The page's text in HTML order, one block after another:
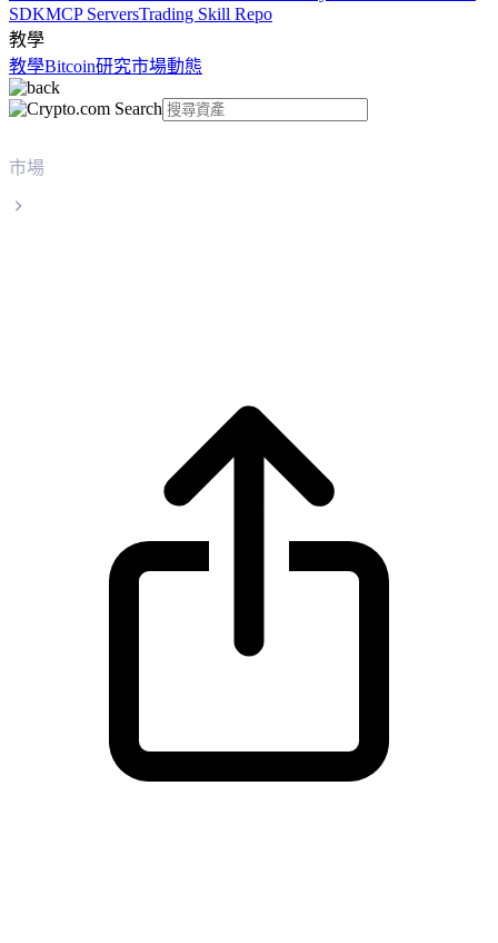
SDKMCP ServersTrading Skill Repo
教學
教學Bitcoin研究市場動態
市場